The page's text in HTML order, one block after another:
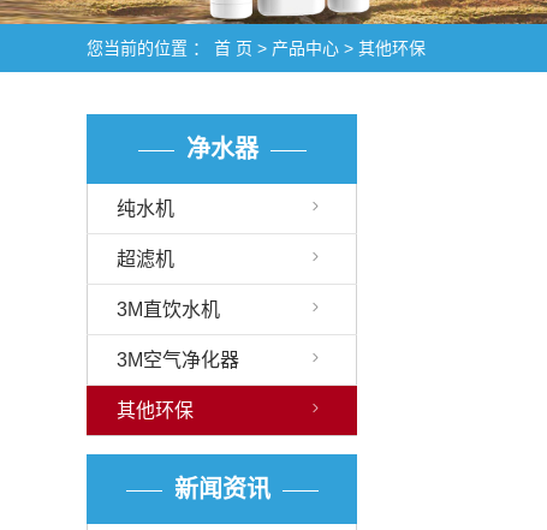
您当前的位置 ： 首 页 > 产品中心 > 其他环保
净水器
纯水机
超滤机
3M直饮水机
3M空气净化器
其他环保
新闻资讯